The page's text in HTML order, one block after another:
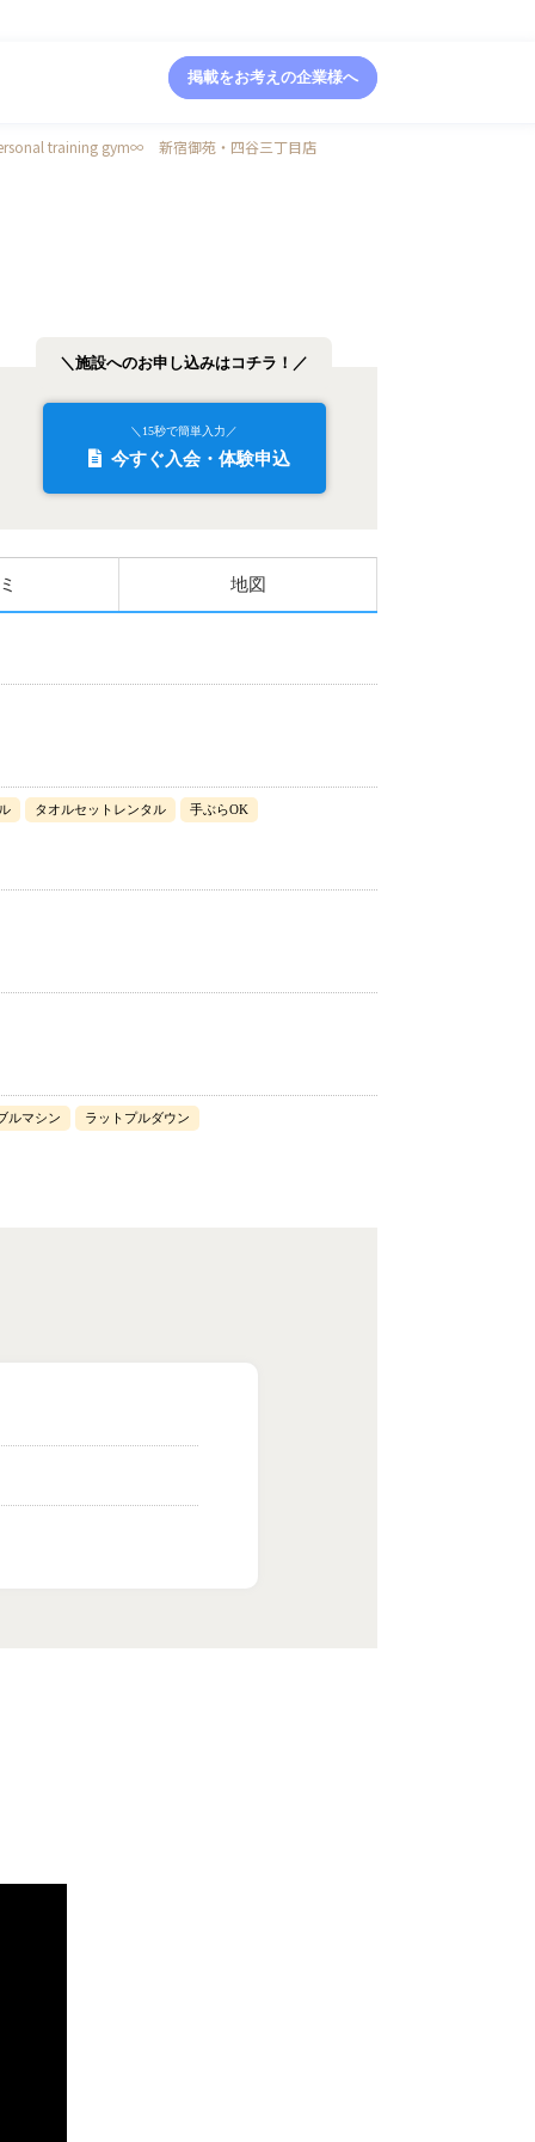
掲載をお考えの企業様へ
training gym∞ 新宿御苑・四谷三丁目店
＼施設へのお申し込みはコチラ！／
＼15秒で簡単入力／
今すぐ入会・体験申込
地図
タオルセットレンタル 手ぶらOK
ルマシン ラットプルダウン